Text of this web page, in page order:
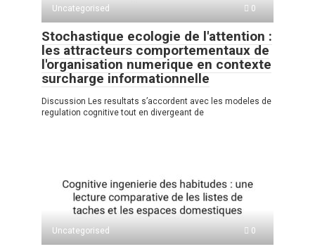
Uncategorised 0
Stochastique ecologie de l'attention :
les attracteurs comportementaux de
l'organisation numerique en contexte
surcharge informationnelle
Discussion Les resultats s’accordent avec les modeles de
regulation cognitive tout en divergeant de
Uncategorised 0